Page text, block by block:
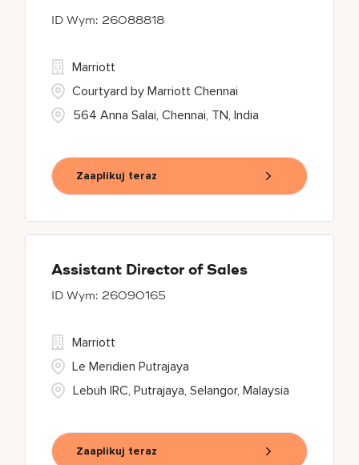
26088818
564 Anna Salai, Chennai, TN, India
Marriott
Courtyard by Marriott Chennai
Zaaplikuj teraz
Assistant Director of Sales
26090165
Lebuh IRC, Putrajaya, Selangor, Malaysia
Marriott
Le Meridien Putrajaya
Zaaplikuj teraz